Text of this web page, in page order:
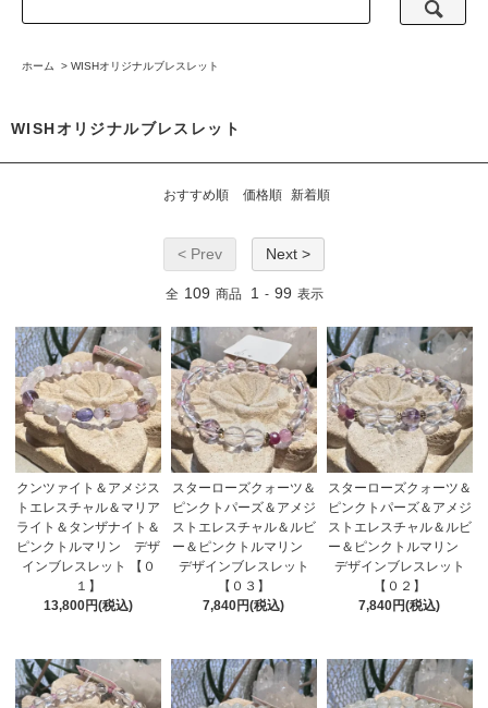
ホーム > WISHオリジナルブレスレット
WISHオリジナルブレスレット
おすすめ順 価格順 新着順
< Prev Next >
全 109 商品 1 - 99 表示
クンツァイト＆アメジス
トエレスチャル＆マリア
ライト＆タンザナイト＆
ピンクトルマリン デザ
インブレスレット 【０
１】
13,800円(税込)
スターローズクォーツ＆
ピンクトパーズ＆アメジ
ストエレスチャル＆ルビ
ー＆ピンクトルマリン
デザインブレスレット
【０３】
7,840円(税込)
スターローズクォーツ＆
ピンクトパーズ＆アメジ
ストエレスチャル＆ルビ
ー＆ピンクトルマリン
デザインブレスレット
【０２】
7,840円(税込)